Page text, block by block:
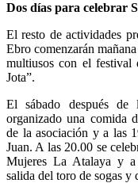
Dos días para celebrar
El resto de actividades
Ebro comenzarán
multiusos con el festival
Jota”.
El sábado después
organizado una comida
de la asociación y a las
Juan. A las 20.00 se
Mujeres La Atalaya y a
salida del toro de sogas y